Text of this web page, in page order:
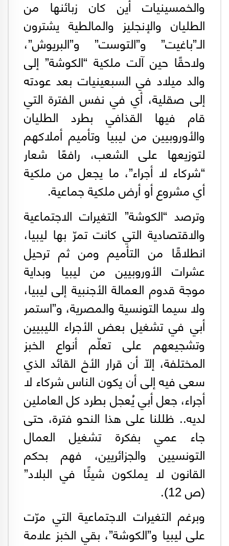
والخمسينيات أين كان زبائنها من
الطليان والإنجليز والمالطية يشترون
الـ”باغيت” و”التوست” و”البريوش”،
ولاحقًا حين آلت ملكية “الكوشة” إلى
والد ميلاد في السبعينيات بعد عودته
إلى صقلية، أي في نفس الفترة التي
قام فيها القذافي بطرد الطليان
والأوروبيين من ليبيا وتأميم أملاكهم
لتوزيعها على الشعب، رافعًا شعار
“شركاء لا أجراء”، ما يجعل من ملكية
أي مشروع أو أرض ملكية جماعية.
وترصد “الكوشة” التغيرات الاجتماعية
والاقتصادية التي كانت تمرّ بها ليبيا،
انطلاقًا من التأميم ومن ثم ترحيل
عشرات الأوروبيين من ليبيا وبداية
موجة قدوم العمالة الأجنبية إلى ليبيا،
ولا سيما التونسية والمصرية، و”استمر
أبي في تشغيل بعض الأجراء الليبيين
وتشجيعهم على تعلّم أنواع الخبز
المختلفة، إلّا أن قرار الأخ القائد الذي
سعى فيه إلى أن يكون الناس شركاء لا
أجراء، جعل أبي يُعجل بطرد كل العاملين
لديه.. ظللنا على هذا النحو فترة، حتى
جاء عمي بفكرة تشغيل العمال
التونسيين والجزائريين، فهم بحكم
القانون لا يملكون شيئًا في البلاد”
(ص 12).
وبرغم التغيرات الاجتماعية التي مرّت
على ليبيا و”الكوشة”، بقي الخبز علامة